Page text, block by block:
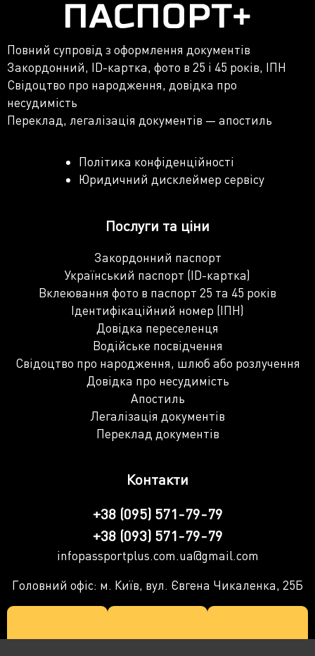
Повний супровід з оформлення документів
Закордонний, ID-картка, фото в 25 і 45 років, ІПН
Свідоцтво про народження, довідка про
несудимість
Переклад, легалізація документів — апостиль
Політика конфіденційності
Юридичний дисклеймер сервісу
Послуги та ціни
Закордонний паспорт
Український паспорт (ID-картка)
Вклеювання фото в паспорт 25 та 45 років
Ідентифікаційний номер (ІПН)
Довідка переселенця
Водійське посвідчення
Свідоцтво про народження, шлюб або розлучення
Довідка про несудимість
Апостиль
Легалізація документів
Переклад документів
Контакти
+38 (095) 571-79-79
+38 (093) 571-79-79
infopassportplus.com.ua@gmail.com
Головний офіс: м. Київ, вул. Євгена Чикаленка, 25Б